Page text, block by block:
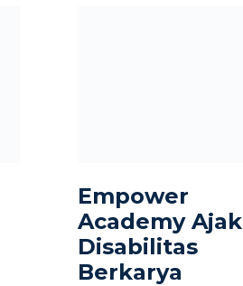
Empower
Academy Ajak
Disabilitas
Berkarya